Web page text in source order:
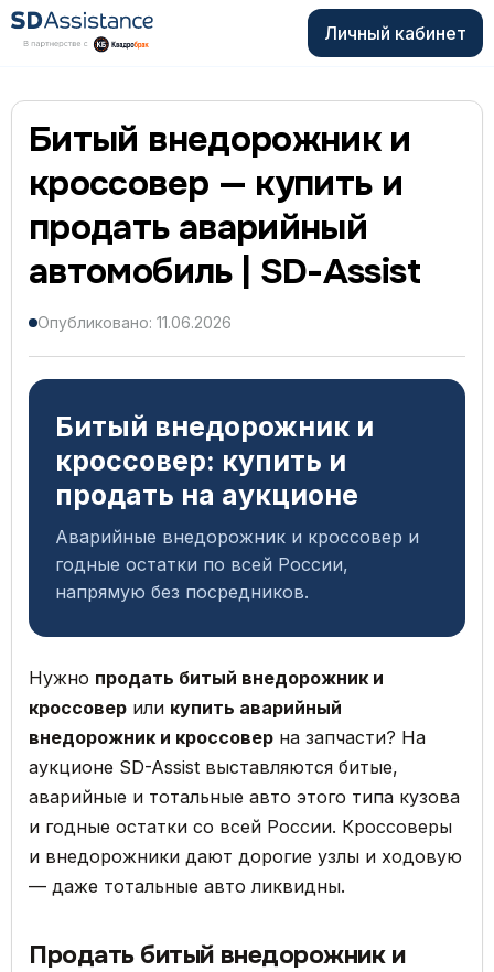
Личный кабинет
Битый внедорожник и
кроссовер — купить и
продать аварийный
автомобиль | SD-Assist
Опубликовано: 11.06.2026
Битый внедорожник и
кроссовер: купить и
продать на аукционе
Аварийные внедорожник и кроссовер и
годные остатки по всей России,
напрямую без посредников.
Нужно продать битый внедорожник и
кроссовер или купить аварийный
внедорожник и кроссовер на запчасти? На
аукционе SD-Assist выставляются битые,
аварийные и тотальные авто этого типа кузова
и годные остатки со всей России. Кроссоверы
и внедорожники дают дорогие узлы и ходовую
— даже тотальные авто ликвидны.
Продать битый внедорожник и